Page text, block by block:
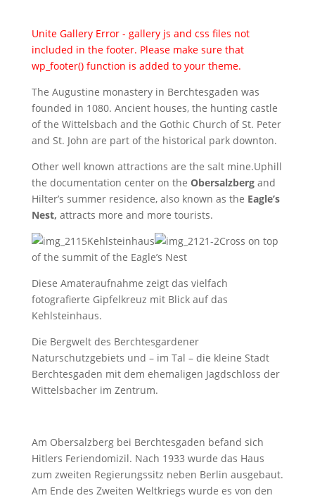
Unite Gallery Error - gallery js and css files not
included in the footer. Please make sure that
wp_footer() function is added to your theme.
The Augustine monastery in Berchtesgaden was
founded in 1080. Ancient houses, the hunting castle
of the Wittelsbach and the Gothic Church of St. Peter
and St. John are part of the historical park downton.
Other well known attractions are the salt mine.Uphill
the documentation center on the Obersalzbergand
Hilter’s summer residence, also known as the Eagle’s
Nest, attracts more and more tourists.
Kehlsteinhaus
Cross on top
of the summit of the Eagle’s Nest
Diese Amateraufnahme zeigt das vielfach
fotografierte Gipfelkreuz mit Blick auf das
Kehlsteinhaus.
Die Bergwelt des Berchtesgardener
Naturschutzgebiets und – im Tal – die kleine Stadt
Berchtesgaden mit dem ehemaligen Jagdschloss der
Wittelsbacher im Zentrum.
Am Obersalzberg bei Berchtesgaden befand sich
Hitlers Feriendomizil. Nach 1933 wurde das Haus
zum zweiten Regierungssitz neben Berlin ausgebaut.
Am Ende des Zweiten Weltkriegs wurde es von den